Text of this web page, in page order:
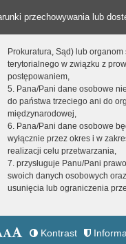
przechowywania lub
Prokuratura, Sąd) lub organom
terytorialnego w związku z
postępowaniem,
5. Pana/Pani dane osobowe
do państwa trzeciego ani do
międzynarodowej,
6. Pana/Pani dane osobowe
wyłącznie przez okres i w
realizacji celu przetwarzania,
7. przysługuje Panu/Pani
swoich danych osobowych
usunięcia lub ograniczenia
Kontrast